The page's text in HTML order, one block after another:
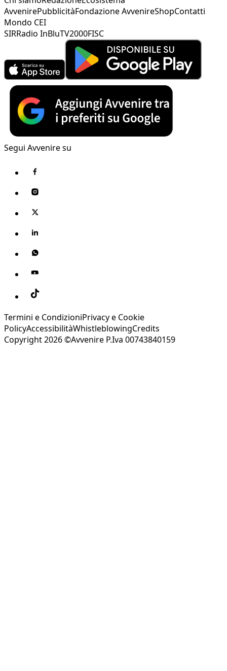
AvvenirePubblicitàFondazione AvvenireShopContatti
Mondo CEI
SIRRadio InBluTV2000FISC
Segui Avvenire su
Termini e CondizioniPrivacy e Cookie
PolicyAccessibilitàWhistleblowingCredits
Copyright 2026 ©Avvenire P.Iva 00743840159